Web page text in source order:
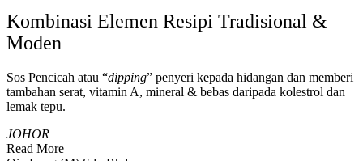
Kombinasi Elemen Resipi Tradisional &
Moden
Sos Pencicah atau “dipping” penyeri kepada hidangan dan memberi
tambahan serat, vitamin A, mineral & bebas daripada kolestrol dan
lemak tepu.
JOHOR
Read More